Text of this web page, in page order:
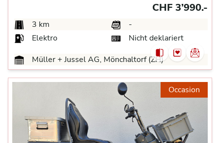
CHF 3’990.-
3 km
-
Elektro
Nicht deklariert
Müller + Jussel AG, Mönchaltorf (ZH)
Occasion